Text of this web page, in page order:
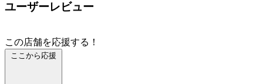
ユーザーレビュー
この店舗を応援する！
ここから応援